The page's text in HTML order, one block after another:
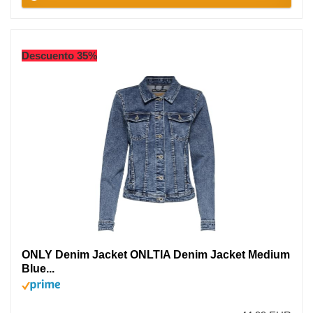
Descuento 35%
ONLY Denim Jacket ONLTIA Denim Jacket Medium
Blue...